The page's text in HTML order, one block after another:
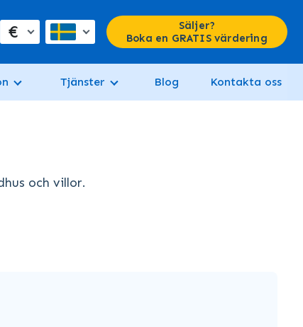
€
Säljer?
Boka en GRATIS värdering
Tjänster Blog Kontakta oss
och villor.